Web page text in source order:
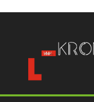
treści